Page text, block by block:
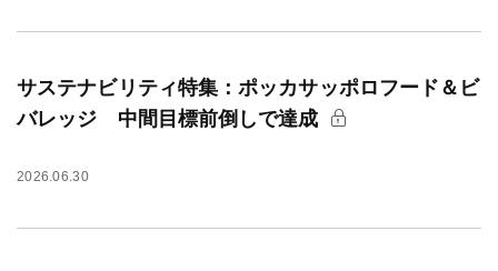
サステナビリティ特集：ポッカサッポロフード＆ビ
バレッジ 中間目標前倒しで達成
2026.06.30